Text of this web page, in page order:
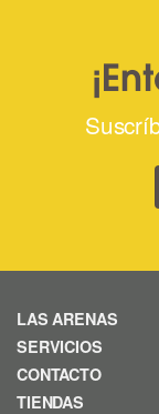
LAS ARENAS
SERVICIOS
CONTACTO
TIENDAS